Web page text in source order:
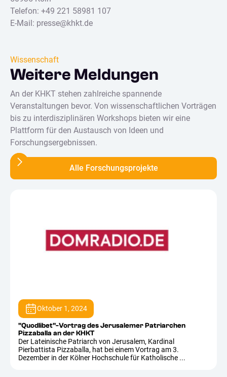
Telefon: +49 221 58981 107
E-Mail: presse@khkt.de
Wissenschaft
Weitere Meldungen
An der KHKT stehen zahlreiche spannende
Veranstaltungen bevor. Von wissenschaftlichen Vorträgen
bis zu interdisziplinären Workshops bieten wir eine
Plattform für den Austausch von Ideen und
Forschungsergebnissen.
Alle Forschungsprojekte
Oktober 1, 2024
"Quodlibet"-Vortrag des Jerusalemer Patriarchen
Pizzaballa an der KHKT
Der Lateinische Patriarch von Jerusalem, Kardinal
Pierbattista Pizzaballa, hat bei einem Vortrag am 3.
Dezember in der Kölner Hochschule für Katholische ...